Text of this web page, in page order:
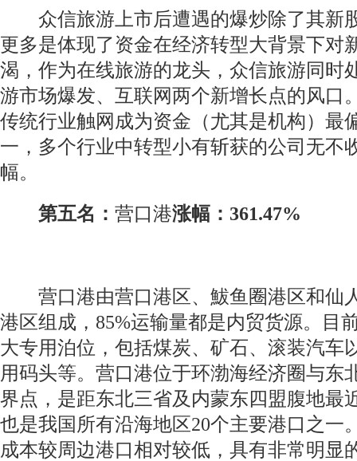
众信旅游上市后遭遇的爆炒除了其新
更多是体现了资金在经济转型大背景下对
渴，作为在线旅游的龙头，众信旅游同时
游市场爆发、互联网两个新增长点的风口
传统行业触网成为资金（尤其是机构）最
一，多个行业中转型小有斩获的公司无不
幅。
第五名： 营口港涨幅：361.47%
营口港由营口港区、鮁鱼圈港区和仙
港区组成，85%运输量都是内贸货源。目
大专用泊位，包括煤炭、矿石、滚装汽车
用码头等。营口港位于环渤海经济圈与东
界点，是距东北三省及内蒙东四盟腹地最
也是我国所有沿海地区20个主要港口之一
成本较周边港口相对较低，具有非常明显